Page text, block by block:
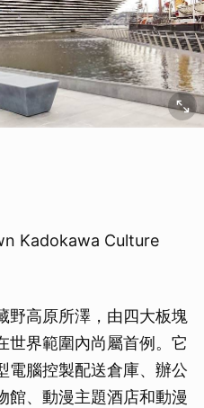
Kadokawa Culture
野高原所澤，由四大板塊
世界範圍內尚屬首例。它
電腦控製配送倉庫、辦公
館、動漫主題酒店和動漫